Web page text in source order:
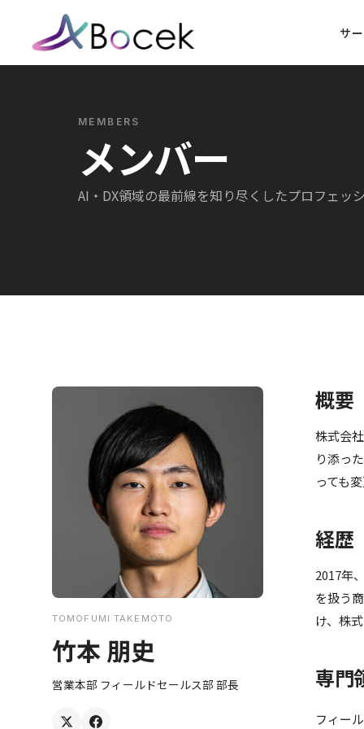
サ
MEMBERS
メンバー
AI・DX領域の最前線を知り尽くしたプロフェッ
TOMOFUMI TAKEMOTO
竹本 朋史
営業本部 フィールドセールス部 部長
概要
株式会
り添っ
っても
経歴
2017年
を扱う
け、株
専門
フィー